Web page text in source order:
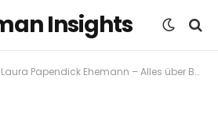
Insights
Laura Papendick Ehemann – Alles über Beziehung, Partner & Privatleben